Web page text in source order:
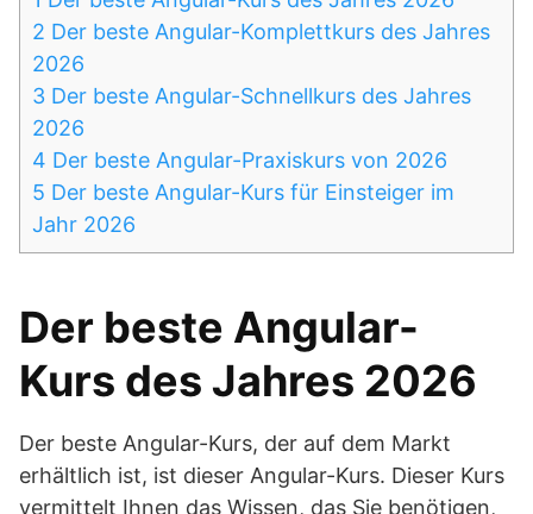
2 Der beste Angular-Komplettkurs des Jahres
2026
3 Der beste Angular-Schnellkurs des Jahres
2026
4 Der beste Angular-Praxiskurs von 2026
5 Der beste Angular-Kurs für Einsteiger im
Jahr 2026
Der beste Angular-
Kurs des Jahres 2026
Der beste Angular-Kurs, der auf dem Markt
erhältlich ist, ist dieser Angular-Kurs. Dieser Kurs
vermittelt Ihnen das Wissen, das Sie benötigen,